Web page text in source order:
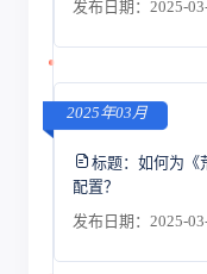
发布日期：2025-
2025年03月
标题： 如何为《
配置？
发布日期：2025-